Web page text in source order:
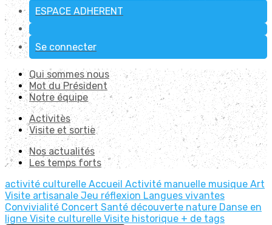
ESPACE ADHERENT
Se connecter
Qui sommes nous
Mot du Président
Notre équipe
Activitès
Visite et sortie
Nos actualités
Les temps forts
activité culturelle Accueil Activité manuelle musique Art
Visite artisanale Jeu réflexion Langues vivantes
Convivialité Concert Santé découverte nature Danse en
ligne Visite culturelle Visite historique + de tags